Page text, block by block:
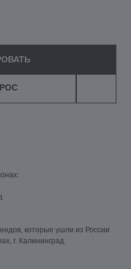
которые ушли из России
г. Калининград.